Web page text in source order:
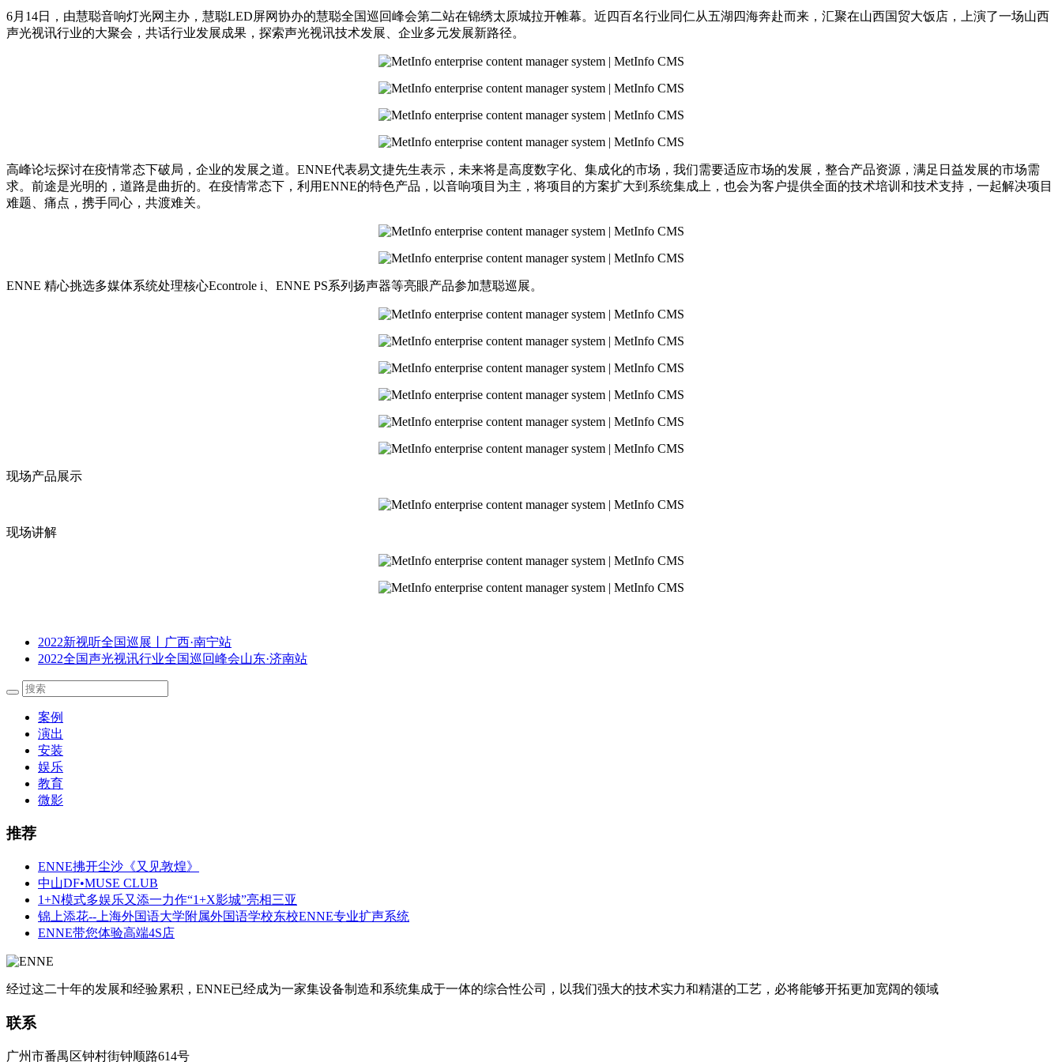
6月14日，由慧聪音响灯光网主办，慧聪LED屏网协办的慧聪全国巡回峰会第二站在锦绣太原城拉开帷幕。近四百名行业同仁从五湖四海奔赴而来，汇聚在山西国贸大饭店，上演了一场山西
声光视讯行业的大聚会，共话行业发展成果，探索声光视讯技术发展、企业多元发展新路径。
高峰论坛探讨在疫情常态下破局，企业的发展之道。ENNE代表易文捷先生表示，未来将是高度数字化、集成化的市场，我们需要适应市场的发展，整合产品资源，满足日益发展的市场需
求。前途是光明的，道路是曲折的。在疫情常态下，利用ENNE的特色产品，以音响项目为主，将项目的方案扩大到系统集成上，也会为客户提供全面的技术培训和技术支持，一起解决项目
难题、痛点，携手同心，共渡难关。
ENNE 精心挑选多媒体系统处理核心Econtrole i、ENNE PS系列扬声器等亮眼产品参加慧聪巡展。
现场产品展示
现场讲解
2022新视听全国巡展丨广西·南宁站
2022全国声光视讯行业全国巡回峰会山东·济南站
案例
演出
安装
娱乐
教育
微影
推荐
ENNE拂开尘沙《又见敦煌》
中山DF•MUSE CLUB
1+N模式多娱乐又添一力作“1+X影城”亮相三亚
锦上添花--上海外国语大学附属外国语学校东校ENNE专业扩声系统
ENNE带您体验高端4S店
经过这二十年的发展和经验累积，ENNE已经成为一家集设备制造和系统集成于一体的综合性公司，以我们强大的技术实力和精湛的工艺，必将能够开拓更加宽阔的领域
联系
广州市番禺区钟村街钟顺路614号